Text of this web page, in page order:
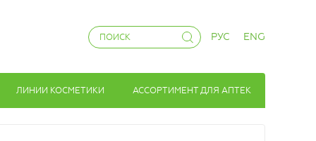
РУС ENG
ЛИНИИ КОСМЕТИКИ АССОРТИМЕНТ ДЛЯ АПТЕК